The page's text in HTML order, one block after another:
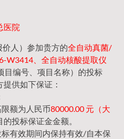
医院
价人）参加贵方的全自动真菌/
W3414、全自动核酸提取仪
目编号、项目名称）的投标
提供如下保证：
额为人民币80000.00 元（大
的投标保证金金额。
有效期间内保持有效/自本保